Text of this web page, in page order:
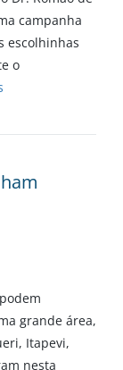
campanha
escolhinhas
o
grande área,
Itapevi,
nesta